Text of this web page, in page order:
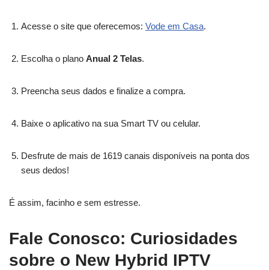
Acesse o site que oferecemos: Vode em Casa.
Escolha o plano Anual 2 Telas.
Preencha seus dados e finalize a compra.
Baixe o aplicativo na sua Smart TV ou celular.
Desfrute de mais de 1619 canais disponíveis na ponta dos
seus dedos!
É assim, facinho e sem estresse.
Fale Conosco: Curiosidades
sobre o New Hybrid IPTV